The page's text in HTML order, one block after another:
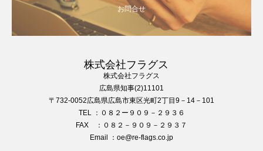
お問合せ
株式会社フラグス
株式会社フラグス
広島県知事(2)11101
〒732-0052広島県広島市東区光町2丁目9－14－101
TEL ：０８２ー９０９－２９３６
FAX ：０８２－９０９－２９３７
Email ：oe@re-flags.co.jp